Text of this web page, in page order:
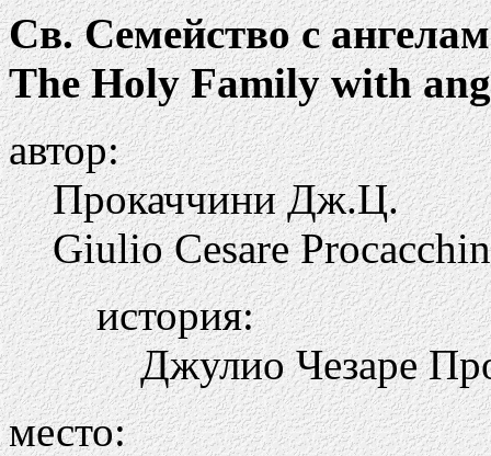
Св. Семейство с
The Holy Family with
автор:
Прокаччини Дж.Ц.
Giulio Cesare
история:
Джулио Чезаре
место: